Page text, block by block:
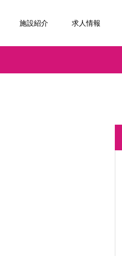
施設紹介 求人情報